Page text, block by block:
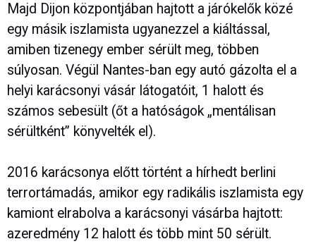
Majd Dijon központjában hajtott a járókelők közé
egy másik iszlamista ugyanezzel a kiáltással,
amiben tizenegy ember sérült meg, többen
súlyosan. Végül Nantes-ban egy autó gázolta el a
helyi karácsonyi vásár látogatóit, 1 halott és
számos sebesült (őt a hatóságok „mentálisan
sérültként” könyvelték el).
2016 karácsonya előtt történt a hírhedt berlini
terrortámadás, amikor egy radikális iszlamista egy
kamiont elrabolva a karácsonyi vásárba hajtott:
azeredmény 12 halott és több mint 50 sérült.